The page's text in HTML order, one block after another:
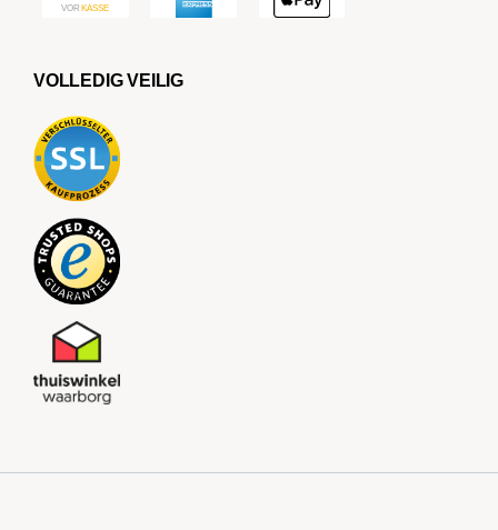
VOLLEDIG VEILIG